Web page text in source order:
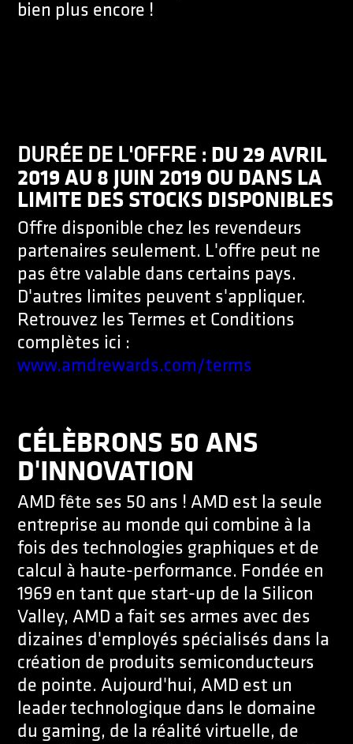
bien plus encore !
DURÉE DE L'OFFRE : DU 29 AVRIL
2019 AU 8 JUIN 2019 OU DANS LA
LIMITE DES STOCKS DISPONIBLES
Offre disponible chez les revendeurs
partenaires seulement. L'offre peut ne
pas être valable dans certains pays.
D'autres limites peuvent s'appliquer.
Retrouvez les Termes et Conditions
complètes ici :
www.amdrewards.com/terms
CÉLÈBRONS 50 ANS
D'INNOVATION
AMD fête ses 50 ans ! AMD est la seule
entreprise au monde qui combine à la
fois des technologies graphiques et de
calcul à haute-performance. Fondée en
1969 en tant que start-up de la Silicon
Valley, AMD a fait ses armes avec des
dizaines d'employés spécialisés dans la
création de produits semiconducteurs
de pointe. Aujourd'hui, AMD est un
leader technologique dans le domaine
du gaming, de la réalité virtuelle, de